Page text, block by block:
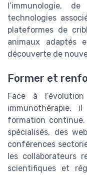
l’immunologie,
technologies
plateformes de
animaux adaptés
découverte de
Former et
Face à
immunothérapie,
formation continue.
spécialisés, des
conférences
les collaborateurs
scientifiques et